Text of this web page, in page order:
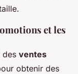
et les
des ventes
obtenir des